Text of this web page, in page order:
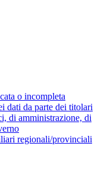
o incompleta
dati da parte dei titolari
di amministrazione, di
regionali/provinciali